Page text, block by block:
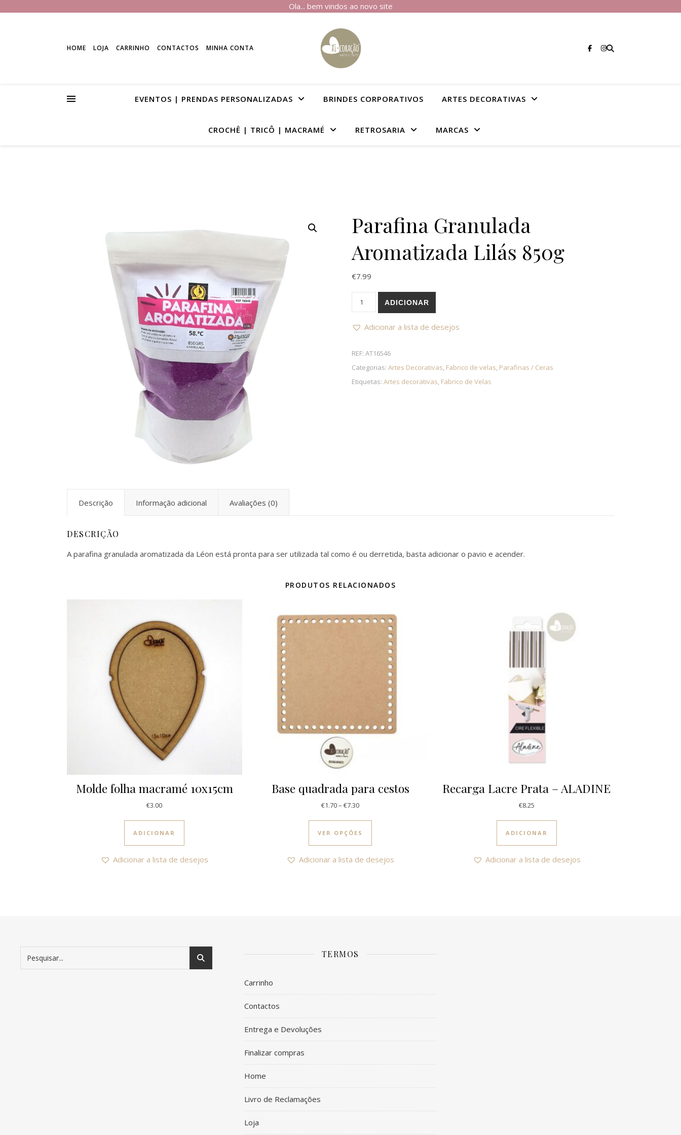
Ola... bem vindos ao novo site
HOME LOJA CARRINHO CONTACTOS MINHA CONTA
EVENTOS | PRENDAS PERSONALIZADAS BRINDES CORPORATIVOS ARTES DECORATIVAS
CROCHÊ | TRICÔ | MACRAMÉ RETROSARIA MARCAS
Parafina Granulada
Aromatizada Lilás 850g
€7.99
Quantidade de Parafina Granulada Aromatizada Lilás 850g
ADICIONAR
Adicionar a lista de desejos
REF: AT16546
Categorias: Artes Decorativas, Fabrico de velas, Parafinas / Ceras
Etiquetas: Artes decorativas, Fabrico de Velas
Descrição Informação adicional Avaliações (0)
DESCRIÇÃO
A parafina granulada aromatizada da Léon está pronta para ser utilizada tal como é ou derretida, basta adicionar o pavio e acender.
PRODUTOS RELACIONADOS
Molde folha macramé 10x15cm
€3.00
ADICIONAR
Adicionar a lista de desejos
Base quadrada para cestos
€1.70– €7.30Price range: €1.70 through €7.30
VER OPÇÕES
This product has multiple variants. The options may be chosen on the product page
Adicionar a lista de desejos
Recarga Lacre Prata – ALADINE
€8.25
ADICIONAR
Adicionar a lista de desejos
TERMOS
Carrinho
Contactos
Entrega e Devoluções
Finalizar compras
Home
Livro de Reclamações
Loja